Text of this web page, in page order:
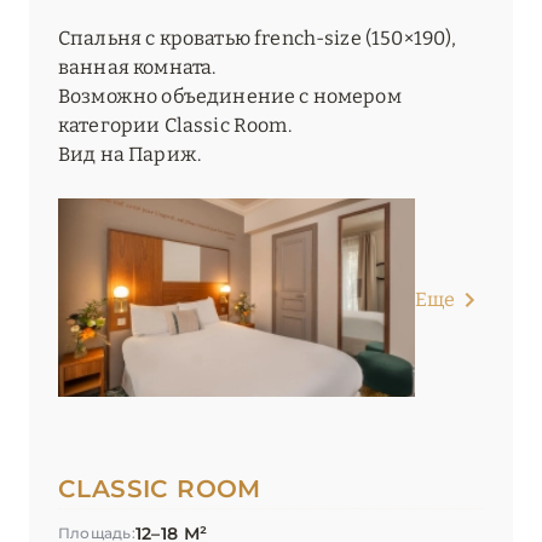
Shangri-La, Paris
The Peninsula Paris
Villa Junot
ПРОВАНС
Спальня с кроватью french-size (150×190),
ванная комната.
Возможно объединение с номером
категории Classic Room.
Вид на Париж.
Еще
CLASSIC ROOM
Площадь:12–18 М²